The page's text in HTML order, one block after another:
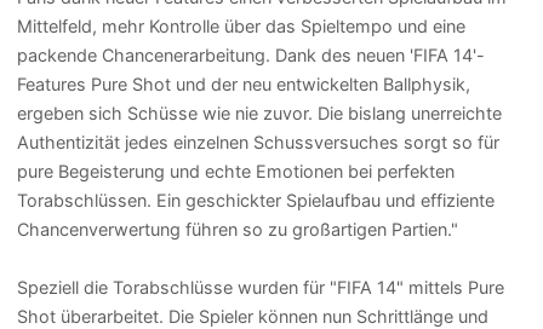
Mittelfeld, mehr Kontrolle über das Spieltempo und eine
packende Chancenerarbeitung. Dank des neuen 'FIFA 14'-
Features Pure Shot und der neu entwickelten Ballphysik,
ergeben sich Schüsse wie nie zuvor. Die bislang unerreichte
Authentizität jedes einzelnen Schussversuches sorgt so für
pure Begeisterung und echte Emotionen bei perfekten
Torabschlüssen. Ein geschickter Spielaufbau und effiziente
Chancenverwertung führen so zu großartigen Partien."
Speziell die Torabschlüsse wurden für "FIFA 14" mittels Pure
Shot überarbeitet. Die Spieler können nun Schrittlänge und